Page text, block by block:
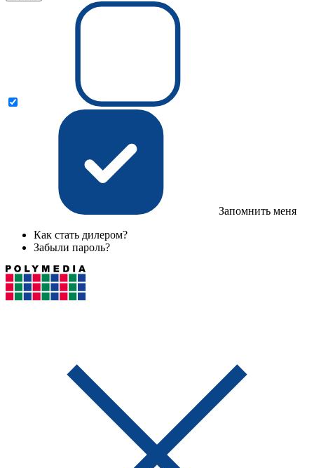
Запомнить меня
Как стать дилером?
Забыли пароль?